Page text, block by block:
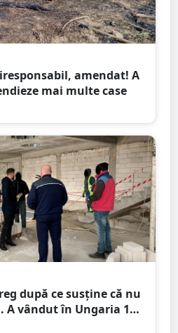
amendat! A
mai multe case
după ce susține că nu
vândut în Ungaria 120
de 7.000 de euro